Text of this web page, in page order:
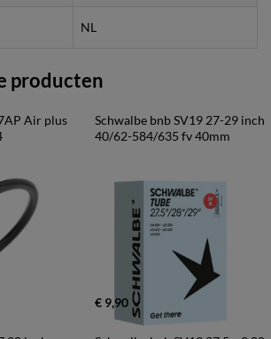
NL
producten
Air plus
Schwalbe bnb SV19 27-29 inch
40/62-584/635 fv 40mm
€ 9,90